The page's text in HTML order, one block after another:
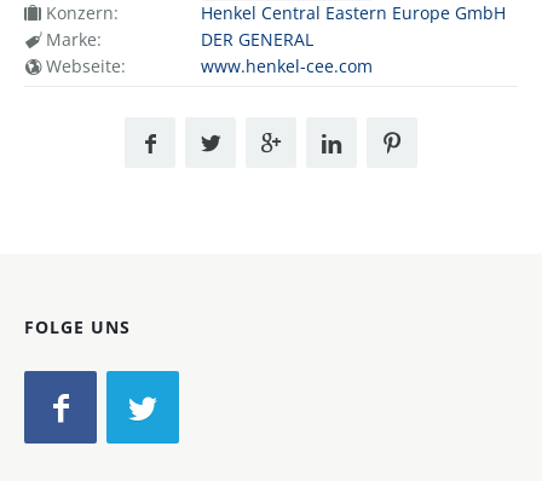
Konzern:
Henkel Central Eastern Europe GmbH
Marke:
DER GENERAL
Webseite:
www.henkel-cee.com
FOLGE UNS